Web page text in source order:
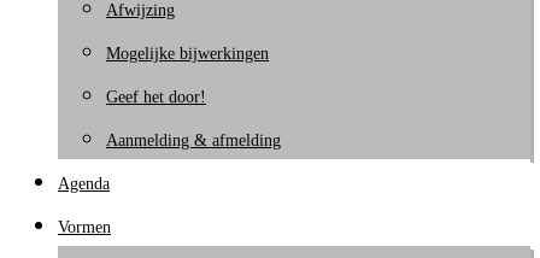
Afwijzing
Mogelijke bijwerkingen
Geef het door!
Aanmelding & afmelding
Agenda
Vormen